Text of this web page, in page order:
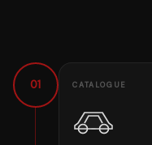
01 CATALOGUE